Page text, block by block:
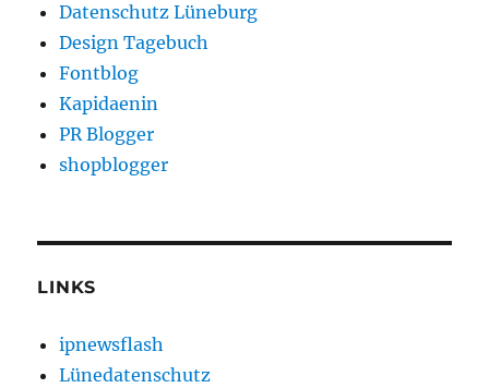
Datenschutz Lüneburg
Design Tagebuch
Fontblog
Kapidaenin
PR Blogger
shopblogger
LINKS
ipnewsflash
Lünedatenschutz